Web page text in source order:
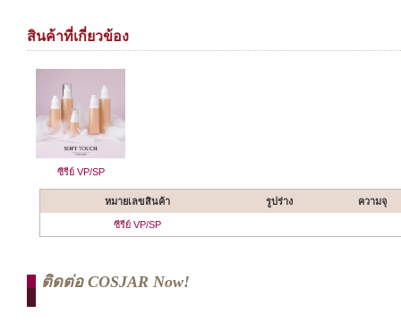
สินค้าที่เกี่ยวข้อง
ซีรีย์ VP/SP
หมายเลขสินค้า รูปร่าง ความจุ
ซีรีย์ VP/SP
ติดต่อ COSJAR Now!